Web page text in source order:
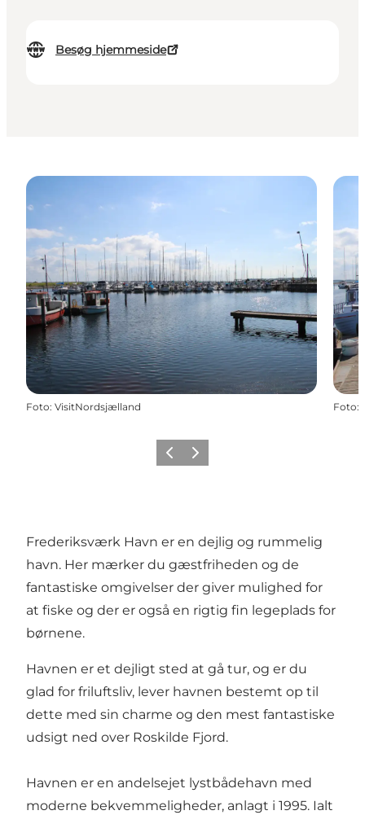
Besøg hjemmeside
Foto: VisitNordsjælland Foto:
ForrigeNæste
Frederiksværk Havn er en dejlig og rummelig
havn. Her mærker du gæstfriheden og de
fantastiske omgivelser der giver mulighed for
at fiske og der er også en rigtig fin legeplads for
børnene.
Havnen er et dejligt sted at gå tur, og er du
glad for friluftsliv, lever havnen bestemt op til
dette med sin charme og den mest fantastiske
udsigt ned over Roskilde Fjord.
Havnen er en andelsejet lystbådehavn med
moderne bekvemmeligheder, anlagt i 1995. Ialt